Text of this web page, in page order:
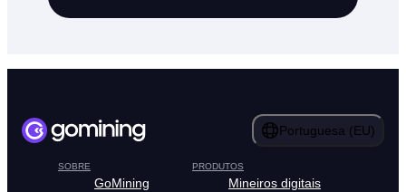
Portuguesa (EU)
SOBRE
GoMining
PRODUTOS
Mineiros digitais